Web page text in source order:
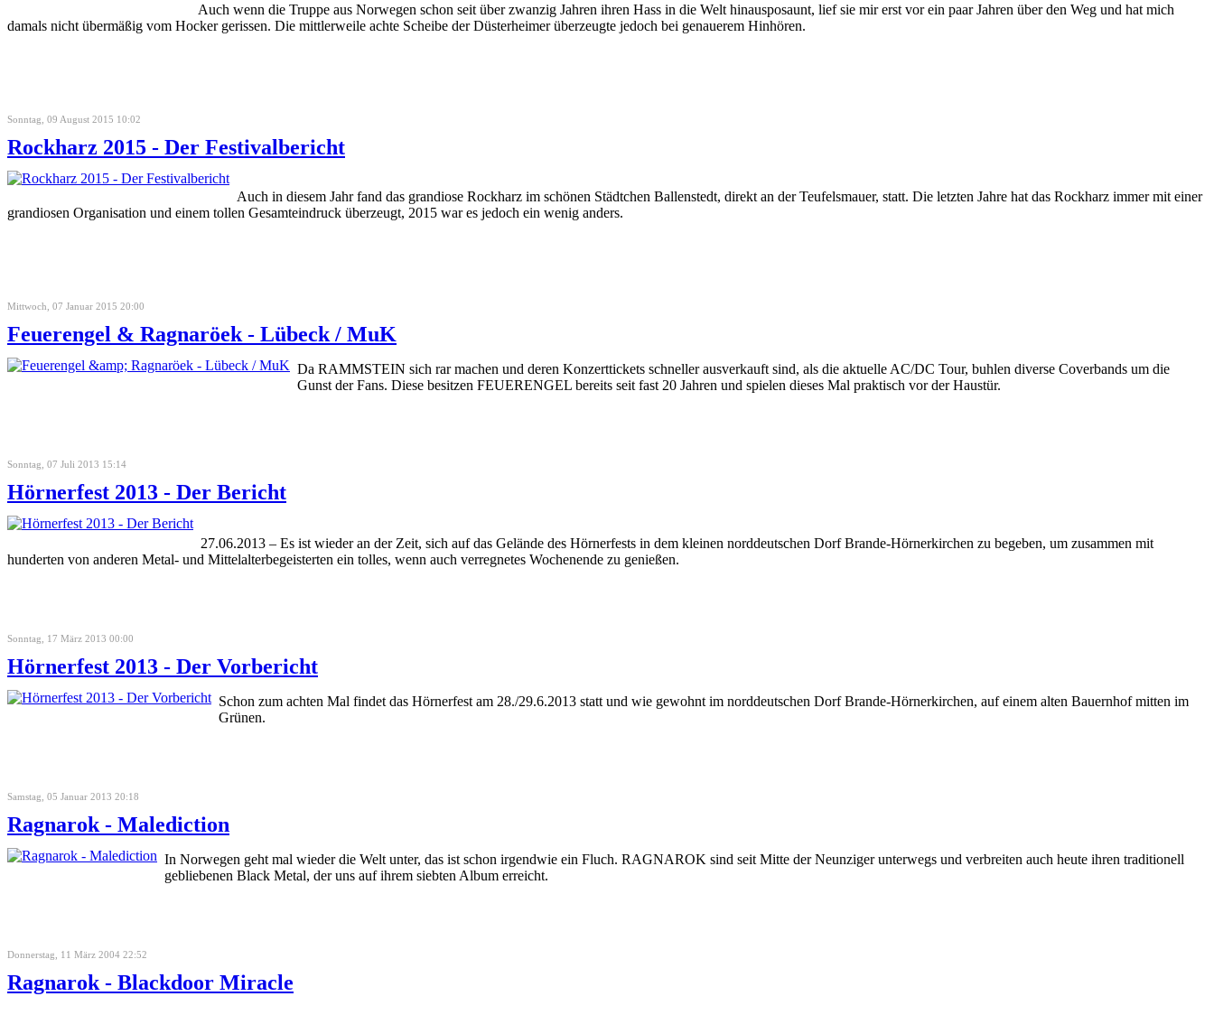
Auch wenn die Truppe aus Norwegen schon seit über zwanzig Jahren ihren Hass in die Welt hinausposaunt, lief sie mir erst vor ein paar Jahren über den Weg und hat mich
damals nicht übermäßig vom Hocker gerissen. Die mittlerweile achte Scheibe der Düsterheimer überzeugte jedoch bei genauerem Hinhören.
Sonntag, 09 August 2015 10:02
Rockharz 2015 - Der Festivalbericht
Auch in diesem Jahr fand das grandiose Rockharz im schönen Städtchen Ballenstedt, direkt an der Teufelsmauer, statt. Die letzten Jahre hat das Rockharz immer mit einer
grandiosen Organisation und einem tollen Gesamteindruck überzeugt, 2015 war es jedoch ein wenig anders.
Mittwoch, 07 Januar 2015 20:00
Feuerengel & Ragnaröek - Lübeck / MuK
Da RAMMSTEIN sich rar machen und deren Konzerttickets schneller ausverkauft sind, als die aktuelle AC/DC Tour, buhlen diverse Coverbands um die
Gunst der Fans. Diese besitzen FEUERENGEL bereits seit fast 20 Jahren und spielen dieses Mal praktisch vor der Haustür.
Sonntag, 07 Juli 2013 15:14
Hörnerfest 2013 - Der Bericht
27.06.2013 – Es ist wieder an der Zeit, sich auf das Gelände des Hörnerfests in dem kleinen norddeutschen Dorf Brande-Hörnerkirchen zu begeben, um zusammen mit
hunderten von anderen Metal- und Mittelalterbegeisterten ein tolles, wenn auch verregnetes Wochenende zu genießen.
Sonntag, 17 März 2013 00:00
Hörnerfest 2013 - Der Vorbericht
Schon zum achten Mal findet das Hörnerfest am 28./29.6.2013 statt und wie gewohnt im norddeutschen Dorf Brande-Hörnerkirchen, auf einem alten Bauernhof mitten im
Grünen.
Samstag, 05 Januar 2013 20:18
Ragnarok - Malediction
In Norwegen geht mal wieder die Welt unter, das ist schon irgendwie ein Fluch. RAGNAROK sind seit Mitte der Neunziger unterwegs und verbreiten auch heute ihren traditionell
gebliebenen Black Metal, der uns auf ihrem siebten Album erreicht.
Donnerstag, 11 März 2004 22:52
Ragnarok - Blackdoor Miracle